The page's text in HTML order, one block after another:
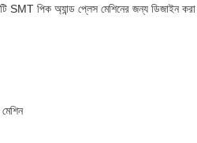
SMT পিক অ্যান্ড প্লেস মেশিনের জন্য ডিজাইন করা